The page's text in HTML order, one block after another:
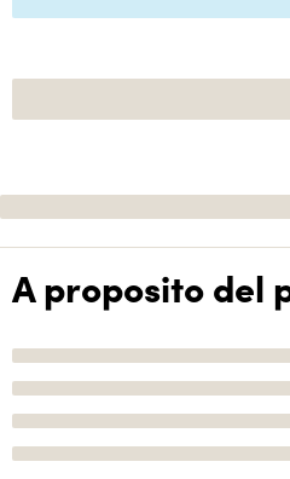
A proposito del